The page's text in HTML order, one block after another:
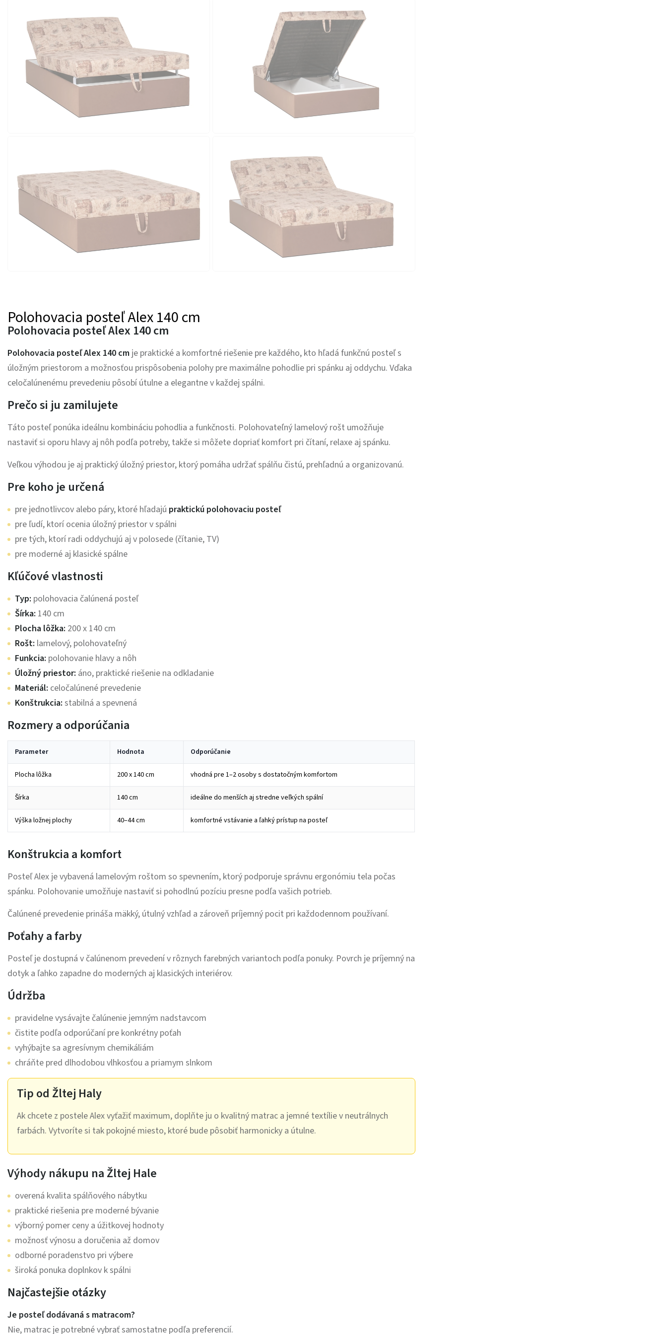
Polohovacia posteľ Alex 140 cm
Polohovacia posteľ Alex 140 cm
Polohovacia posteľ Alex 140 cm je praktické a komfortné riešenie pre každého, kto hľadá funkčnú posteľ s
úložným priestorom a možnosťou prispôsobenia polohy pre maximálne pohodlie pri spánku aj oddychu. Vďaka
celočalúnenému prevedeniu pôsobí útulne a elegantne v každej spálni.
Prečo si ju zamilujete
Táto posteľ ponúka ideálnu kombináciu pohodlia a funkčnosti. Polohovateľný lamelový rošt umožňuje
nastaviť si oporu hlavy aj nôh podľa potreby, takže si môžete dopriať komfort pri čítaní, relaxe aj spánku.
Veľkou výhodou je aj praktický úložný priestor, ktorý pomáha udržať spálňu čistú, prehľadnú a organizovanú.
Pre koho je určená
pre jednotlivcov alebo páry, ktoré hľadajú praktickú polohovaciu posteľ
pre ľudí, ktorí ocenia úložný priestor v spálni
pre tých, ktorí radi oddychujú aj v polosede (čítanie, TV)
pre moderné aj klasické spálne
Kľúčové vlastnosti
Typ: polohovacia čalúnená posteľ
Šírka: 140 cm
Plocha lôžka: 200 x 140 cm
Rošt: lamelový, polohovateľný
Funkcia: polohovanie hlavy a nôh
Úložný priestor: áno, praktické riešenie na odkladanie
Materiál: celočalúnené prevedenie
Konštrukcia: stabilná a spevnená
Rozmery a odporúčania
Parameter Hodnota Odporúčanie
Plocha lôžka 200 x 140 cm vhodná pre 1–2 osoby s dostatočným komfortom
Šírka 140 cm ideálne do menších aj stredne veľkých spální
Výška ložnej plochy 40–44 cm komfortné vstávanie a ľahký prístup na posteľ
Konštrukcia a komfort
Posteľ Alex je vybavená lamelovým roštom so spevnením, ktorý podporuje správnu ergonómiu tela počas
spánku. Polohovanie umožňuje nastaviť si pohodlnú pozíciu presne podľa vašich potrieb.
Čalúnené prevedenie prináša mäkký, útulný vzhľad a zároveň príjemný pocit pri každodennom používaní.
Poťahy a farby
Posteľ je dostupná v čalúnenom prevedení v rôznych farebných variantoch podľa ponuky. Povrch je príjemný na
dotyk a ľahko zapadne do moderných aj klasických interiérov.
Údržba
pravidelne vysávajte čalúnenie jemným nadstavcom
čistite podľa odporúčaní pre konkrétny poťah
vyhýbajte sa agresívnym chemikáliám
chráňte pred dlhodobou vlhkosťou a priamym slnkom
Tip od Žltej Haly
Ak chcete z postele Alex vyťažiť maximum, doplňte ju o kvalitný matrac a jemné textílie v neutrálnych
farbách. Vytvoríte si tak pokojné miesto, ktoré bude pôsobiť harmonicky a útulne.
Výhody nákupu na Žltej Hale
overená kvalita spálňového nábytku
praktické riešenia pre moderné bývanie
výborný pomer ceny a úžitkovej hodnoty
možnosť výnosu a doručenia až domov
odborné poradenstvo pri výbere
široká ponuka doplnkov k spálni
Najčastejšie otázky
Je posteľ dodávaná s matracom?
Nie, matrac je potrebné vybrať samostatne podľa preferencií.